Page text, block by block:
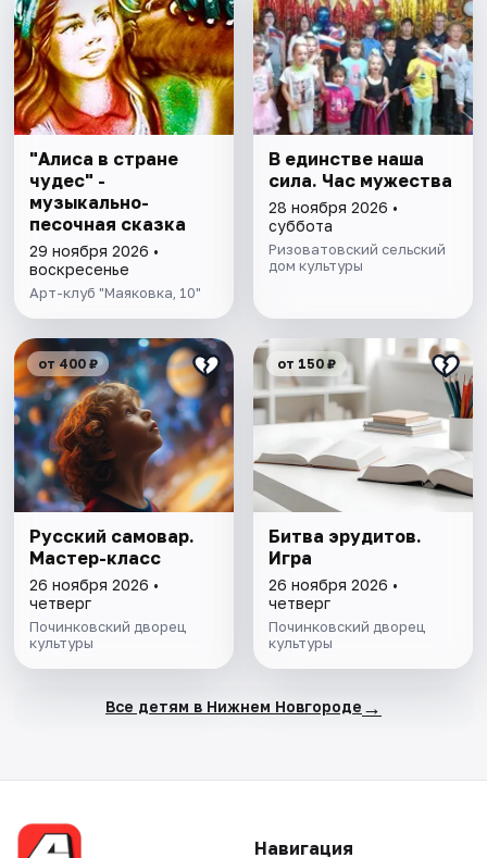
"Алиса в стране
чудес" -
музыкально-
песочная сказка
29 ноября 2026 •
воскресенье
Арт-клуб "Маяковка, 10"
В единстве наша
сила. Час мужества
28 ноября 2026 •
суббота
Ризоватовский сельский
дом культуры
от 400 ₽
Русский самовар.
Мастер-класс
26 ноября 2026 •
четверг
Починковский дворец
культуры
от 150 ₽
Битва эрудитов.
Игра
26 ноября 2026 •
четверг
Починковский дворец
культуры
Все детям в Нижнем Новгороде →
Навигация